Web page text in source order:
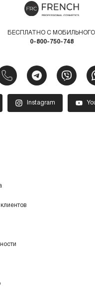
БЕСПЛАТНО С
0-800-750-748
Instagram